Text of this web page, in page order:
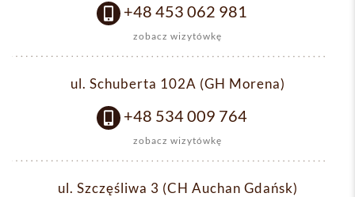
+48 453 062 981
zobacz wizytówkę
ul. Schuberta 102A (GH Morena)
+48 534 009 764
zobacz wizytówkę
ul. Szczęśliwa 3 (CH Auchan Gdańsk)